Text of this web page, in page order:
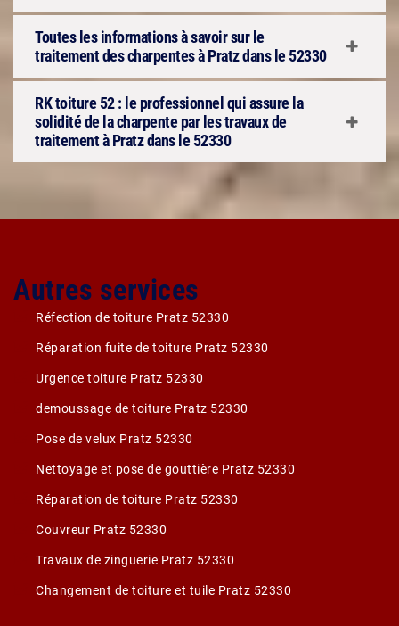
Toutes les informations à savoir sur le
traitement des charpentes à Pratz dans le 52330
RK toiture 52 : le professionnel qui assure la
solidité de la charpente par les travaux de
traitement à Pratz dans le 52330
Autres services
Réfection de toiture Pratz 52330
Réparation fuite de toiture Pratz 52330
Urgence toiture Pratz 52330
demoussage de toiture Pratz 52330
Pose de velux Pratz 52330
Nettoyage et pose de gouttière Pratz 52330
Réparation de toiture Pratz 52330
Couvreur Pratz 52330
Travaux de zinguerie Pratz 52330
Changement de toiture et tuile Pratz 52330